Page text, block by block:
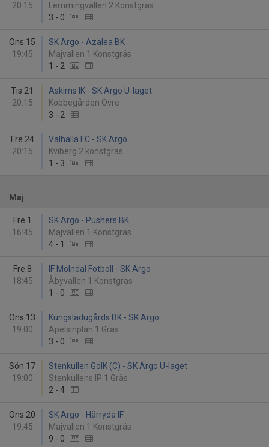
20:15
Lemmingvallen 2 Konstgräs
3 - 0
Ons 15
19:45
SK Argo - Azalea BK
Majvallen 1 Konstgräs
1 - 2
Tis 21
20:15
Askims IK - SK Argo U-laget
Kobbegården Övre
3 - 2
Fre 24
20:15
Valhalla FC - SK Argo
Kviberg 2 konstgräs
1 - 3
Maj
Fre 1
16:45
SK Argo - Pushers BK
Majvallen 1 Konstgräs
4 - 1
Fre 8
18:45
IF Mölndal Fotboll - SK Argo
Åbyvallen 1 Konstgräs
1 - 0
Ons 13
19:00
Kungsladugårds BK - SK Argo
Apelsinplan 1 Gräs
3 - 0
Sön 17
19:00
Stenkullen GoIK (C) - SK Argo U-laget
Stenkullens IP 1 Gräs
2 - 4
Ons 20
19:45
SK Argo - Härryda IF
Majvallen 1 Konstgräs
9 - 0